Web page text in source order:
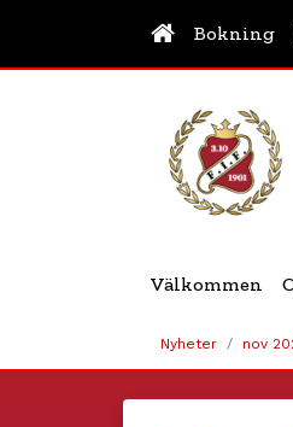
Bokning
Välkommen
Nyheter nov